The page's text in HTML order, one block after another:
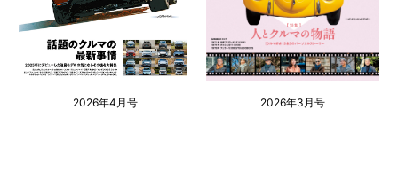
2026年4月号 2026年3月号